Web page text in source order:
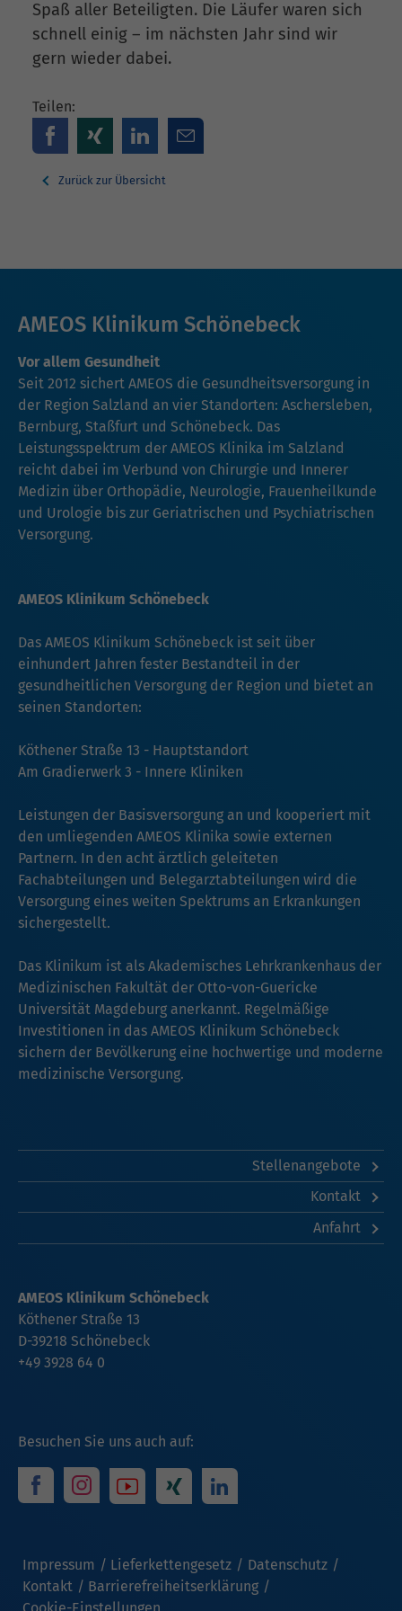
Spaß aller Beteiligten. Die Läufer waren sich
schnell einig – im nächsten Jahr sind wir
gern wieder dabei.
Teilen:
Zurück zur Übersicht
AMEOS Klinikum Schönebeck
Vor allem Gesundheit
Seit 2012 sichert AMEOS die Gesundheitsversorgung in
der Region Salzland an vier Standorten: Aschersleben,
Bernburg, Staßfurt und Schönebeck. Das
Leistungsspektrum der AMEOS Klinika im Salzland
reicht dabei im Verbund von Chirurgie und Innerer
Medizin über Orthopädie, Neurologie, Frauenheilkunde
und Urologie bis zur Geriatrischen und Psychiatrischen
Versorgung.
AMEOS Klinikum Schönebeck
Das AMEOS Klinikum Schönebeck ist seit über
einhundert Jahren fester Bestandteil in der
gesundheitlichen Versorgung der Region und bietet an
seinen Standorten:
Köthener Straße 13 - Hauptstandort
Am Gradierwerk 3 - Innere Kliniken
Leistungen der Basisversorgung an und kooperiert mit
den umliegenden AMEOS Klinika sowie externen
Partnern. In den acht ärztlich geleiteten
Fachabteilungen und Belegarztabteilungen wird die
Versorgung eines weiten Spektrums an Erkrankungen
sichergestellt.
Das Klinikum ist als Akademisches Lehrkrankenhaus der
Medizinischen Fakultät der Otto-von-Guericke
Universität Magdeburg anerkannt. Regelmäßige
Investitionen in das AMEOS Klinikum Schönebeck
sichern der Bevölkerung eine hochwertige und moderne
medizinische Versorgung.
Stellenangebote
Kontakt
Anfahrt
Besuchen Sie uns auch auf:
Impressum Lieferkettengesetz
Datenschutz
Kontakt
Barrierefreiheitserklärung
AMEOS Klinikum Schönebeck
Köthener Straße 13
D-39218 Schönebeck
+49 3928 64 0